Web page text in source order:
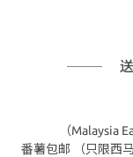
（Malaysia
番薯包邮 （只限西